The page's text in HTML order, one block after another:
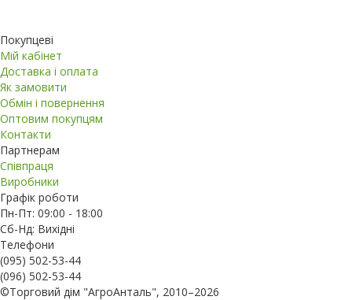
Покупцеві
Мій кабінет
Доставка і оплата
Як замовити
Обмін і повернення
Оптовим покупцям
Контакти
Партнерам
Співпраця
Виробники
Графік роботи
Пн-Пт: 09:00 - 18:00
Сб-Нд: Вихідні
Телефони
(095) 502-53-44
(096) 502-53-44
©Торговий дім "АгроАнталь", 2010–2026